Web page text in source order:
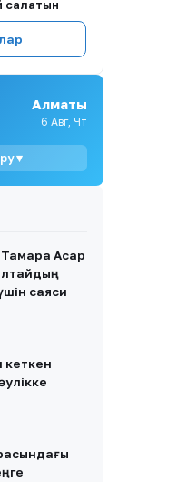
салатын
Алтынай
грант
банктік
үкім
Алматы
6 Авг, Чт
▾
Асар
саяси
кеткен